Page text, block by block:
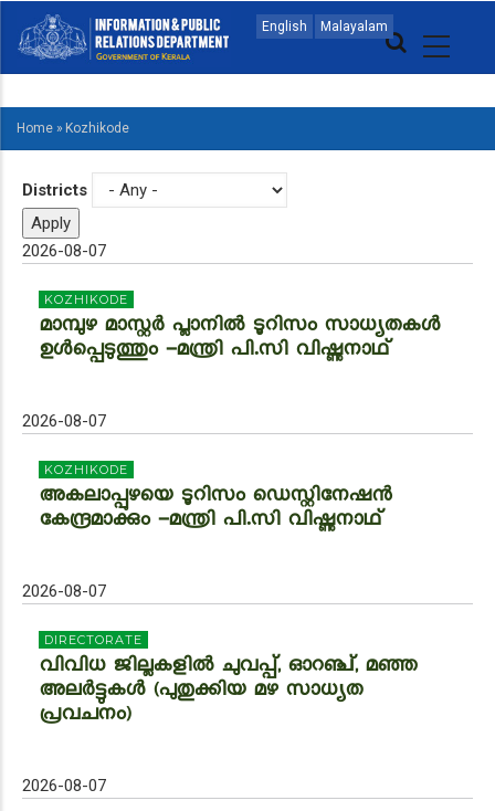
main
English Malayalam
MAIN
NAVIGATION
MALAYALAM
BREADCRUMB
Home » Kozhikode
Districts
2026-08-07
KOZHIKODE
മാമ്പുഴ മാസ്റ്റര്‍ പ്ലാനില്‍ ടൂറിസം സാധ്യതകള്‍
ഉള്‍പ്പെടുത്തും -മന്ത്രി പി.സി വിഷ്ണുനാഥ്
2026-08-07
KOZHIKODE
അകലാപ്പുഴയെ ടൂറിസം ഡെസ്റ്റിനേഷന്‍
കേന്ദ്രമാക്കും -മന്ത്രി പി.സി വിഷ്ണുനാഥ്
2026-08-07
DIRECTORATE
വിവിധ ജില്ലകളിൽ ചുവപ്പ്, ഓറഞ്ച്, മഞ്ഞ
അലർട്ടുകൾ (പുതുക്കിയ മഴ സാധ്യത
പ്രവചനം)
2026-08-07